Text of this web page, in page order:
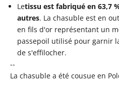
Letissu est fabriqué en 63,7
autres. La chasuble est en
en fils d'or représentant un
passepoil utilisé pour garnir
de s'effilocher.
--
La chasuble a été cousue en